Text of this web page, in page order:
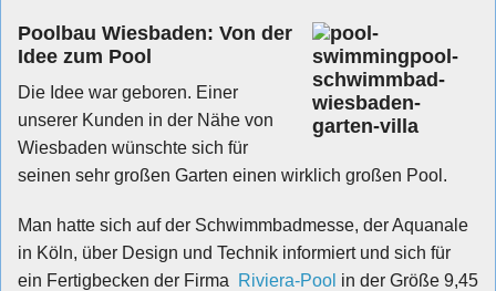
Poolbau Wiesbaden: Von der
Idee zum Pool
Die Idee war geboren. Einer
unserer Kunden in der Nähe von
Wiesbaden wünschte sich für
seinen sehr großen Garten einen wirklich großen Pool.
Man hatte sich auf der Schwimmbadmesse, der Aquanale
in Köln, über Design und Technik informiert und sich für
ein Fertigbecken der Firma
Riviera-Pool in der Größe 9,45